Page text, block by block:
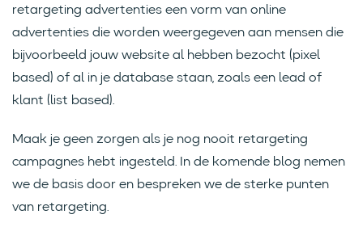
retargeting advertenties een vorm van online
advertenties die worden weergegeven aan mensen die
bijvoorbeeld jouw website al hebben bezocht (pixel
based) of al in je database staan, zoals een lead of
klant (list based).
Maak je geen zorgen als je nog nooit retargeting
campagnes hebt ingesteld. In de komende blog nemen
we de basis door en bespreken we de sterke punten
van retargeting.